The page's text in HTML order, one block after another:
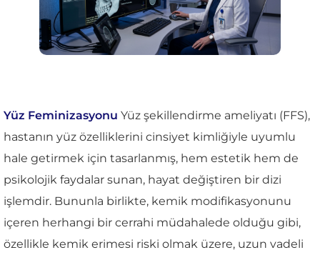
Yüz Feminizasyonu Yüz şekillendirme ameliyatı (FFS),
hastanın yüz özelliklerini cinsiyet kimliğiyle uyumlu
hale getirmek için tasarlanmış, hem estetik hem de
psikolojik faydalar sunan, hayat değiştiren bir dizi
işlemdir. Bununla birlikte, kemik modifikasyonunu
içeren herhangi bir cerrahi müdahalede olduğu gibi,
özellikle kemik erimesi riski olmak üzere, uzun vadeli